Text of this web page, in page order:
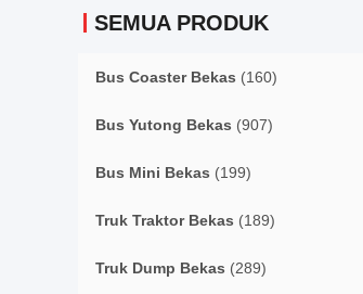
SEMUA PRODUK
Bus Coaster Bekas (160)
Bus Yutong Bekas (907)
Bus Mini Bekas (199)
Truk Traktor Bekas (189)
Truk Dump Bekas (289)